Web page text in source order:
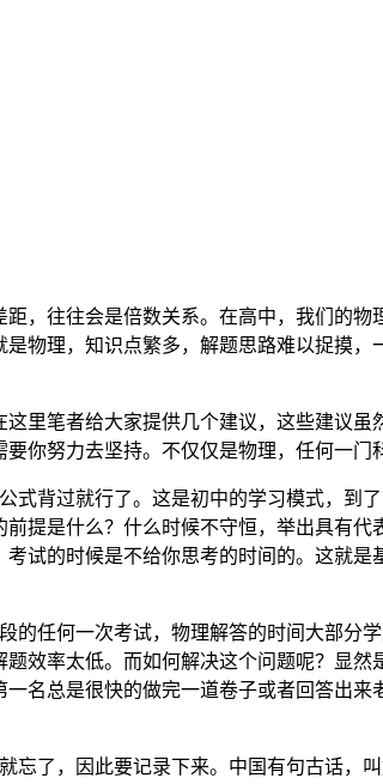
距，往往会是倍数关系。在高中，我们的
物理，知识点繁多，解题思路难以捉摸
里笔者给大家提供几个建议，这些建议
你努力去坚持。不仅仅是物理，任何一门
背过就行了。这是初中的学习模式，到
提是什么？什么时候不守恒，举出具有
试的时候是不给你思考的时间的。这就
的任何一次考试，物理解答的时间大部分
效率太低。而如何解决这个问题呢？显
名总是很快的做完一道卷子或者回答出来
忘了，因此要记录下来。中国有句古话，